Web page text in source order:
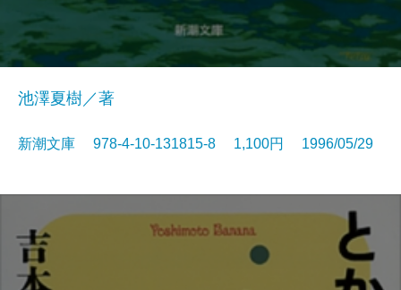
池澤夏樹／著
新潮文庫 978-4-10-131815-8 1,100円 1996/05/29